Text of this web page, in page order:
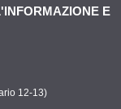
E
12-13)